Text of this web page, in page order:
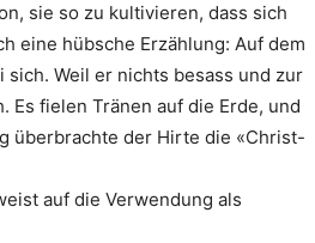
sie so zu kultivieren, dass sich
eine hübsche Erzählung: Auf dem
Weil er nichts besass und zur
fielen Tränen auf die Erde, und
überbrachte der Hirte die «Christ-
auf die Verwendung als